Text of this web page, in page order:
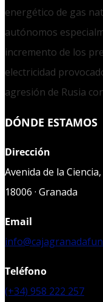
energético de gas
autónomos
incremento de los
electricidad
agresión de Rusia
DÓNDE ESTAMOS
Dirección
Avenida de la Ciencia,
18006 · Granada
Email
Teléfono
(+34) 958 222 257